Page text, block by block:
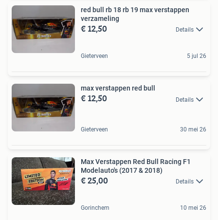
red bull rb 18 rb 19 max verstappen
verzameling
€ 12,50 Details
Gieterveen 5 jul 26
max verstappen red bull
€ 12,50 Details
Gieterveen 30 mei 26
Max Verstappen Red Bull Racing F1
Modelauto's (2017 & 2018)
€ 25,00 Details
Gorinchem 10 mei 26